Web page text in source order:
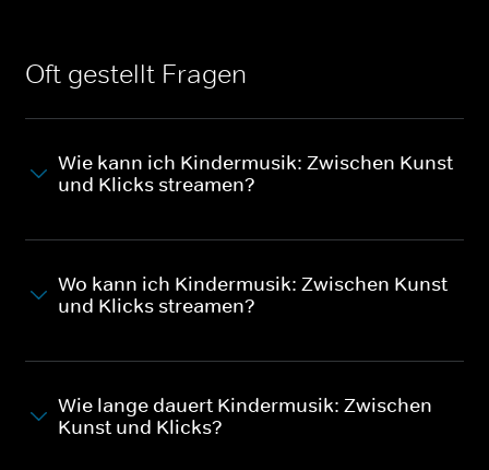
Oft gestellt Fragen
Wie kann ich Kindermusik: Zwischen Kunst
und Klicks streamen?
Wo kann ich Kindermusik: Zwischen Kunst
und Klicks streamen?
Wie lange dauert Kindermusik: Zwischen
Kunst und Klicks?